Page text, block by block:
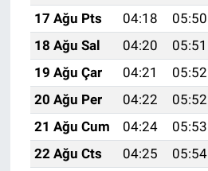
17 Ağu Pts
04:18 05:50
18 Ağu Sal
04:20 05:51
19 Ağu Çar
04:21 05:52
20 Ağu Per
04:22 05:52
21 Ağu Cum
04:24 05:53
22 Ağu Cts
04:25 05:54